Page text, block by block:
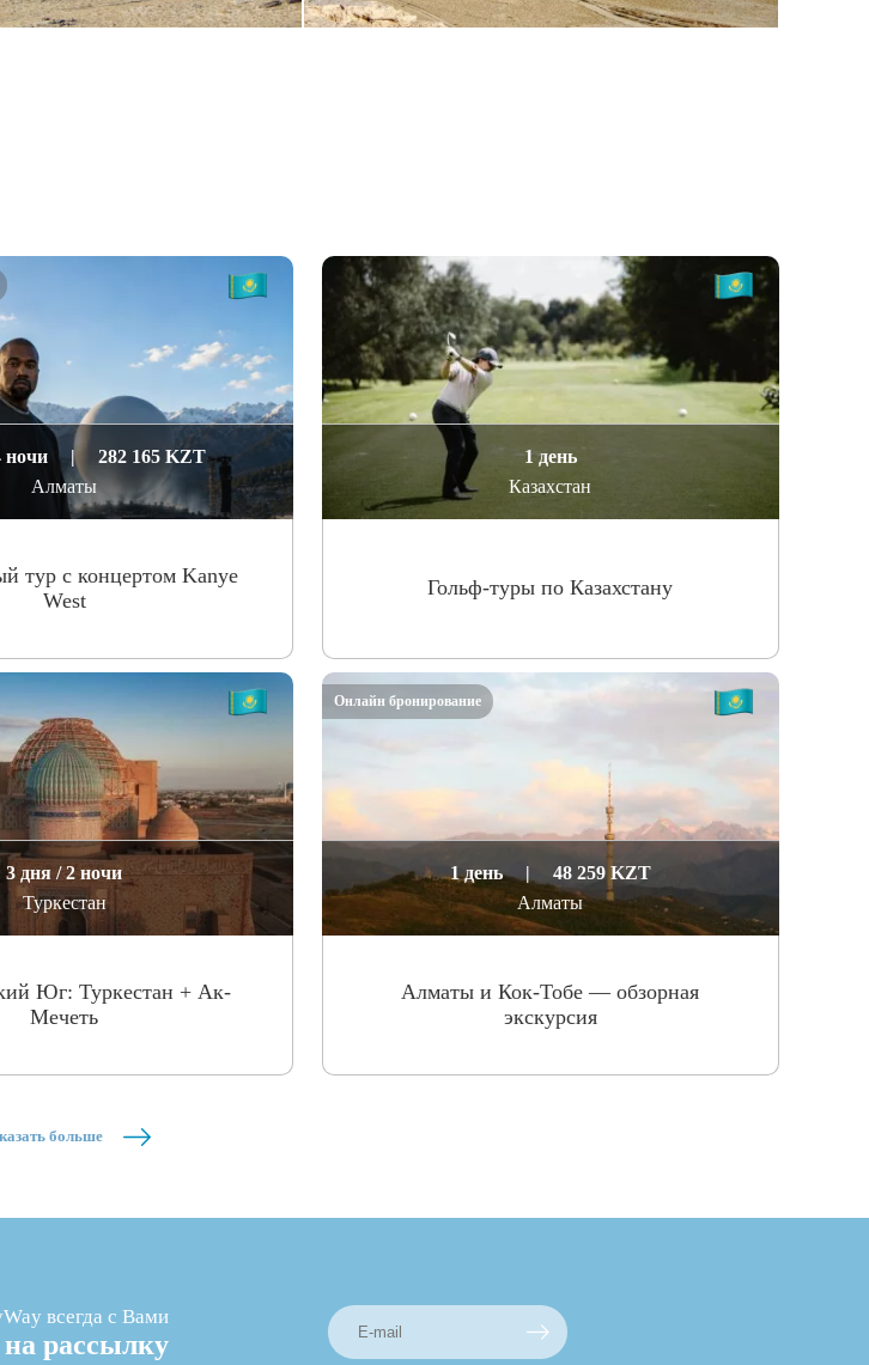
ночи |
282 165 KZT
Алматы
тур с концертом Kanye
West
1 день
Казахстан
Гольф-туры по Казахстану
3 дня / 2 ночи
Туркестан
Юг: Туркестан + Ак-
Мечеть
1 день |
48 259 KZT
Алматы
Алматы и Кок-Тобе — обзорная
экскурсия
Онлайн бронирование
больше
всегда с Вами
рассылку